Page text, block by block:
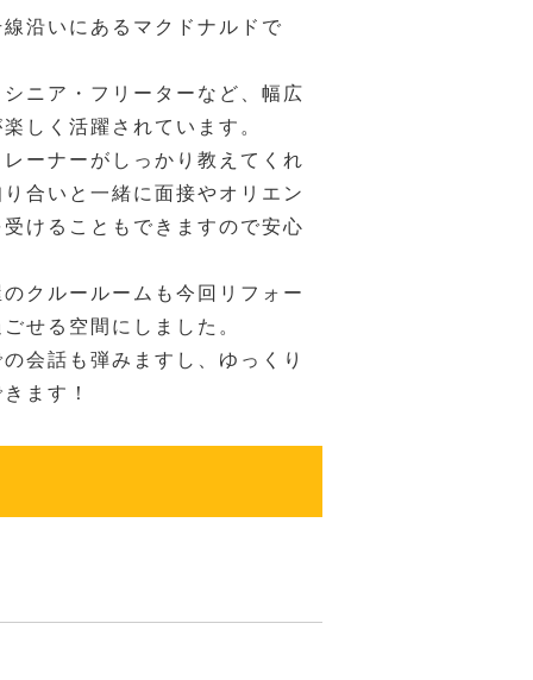
沿いにあるマクドナルドで
ニア・フリーターなど、幅広
しく活躍されています。
ーナーがしっかり教えてくれ
り合いと一緒に面接やオリエン
けることもできますので安心
クルールームも今回リフォー
せる空間にしました。
会話も弾みますし、ゆっくり
ます！